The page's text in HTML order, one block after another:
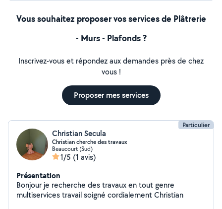
Vous souhaitez proposer vos services de Plâtrerie
- Murs - Plafonds ?
Inscrivez-vous et répondez aux demandes près de chez
vous !
Proposer mes services
Particulier
Christian Secula
Christian cherche des travaux
Beaucourt (Sud)
1/5 (1 avis)
Présentation
Bonjour je recherche des travaux en tout genre
multiservices travail soigné cordialement Christian